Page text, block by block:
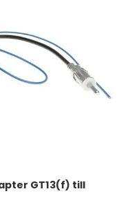
GT13(f) till